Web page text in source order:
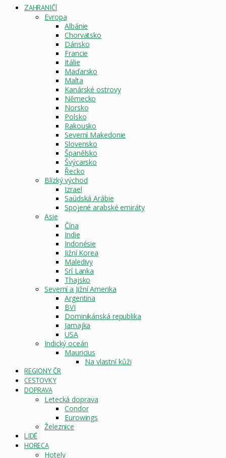
STRÁNKA
ZAHRANIČÍ
Evropa
Albánie
Chorvatsko
Dánsko
Francie
Itálie
Maďarsko
Malta
Kanárské ostrovy
Německo
Norsko
Polsko
Rakousko
Severní Makedonie
Slovensko
Španělsko
Švýcarsko
Řecko
Blízký východ
Izrael
Saúdská Arábie
Spojené arabské emiráty
Asie
Čína
Indie
Indonésie
Jižní Korea
Maledivy
Srí Lanka
Thajsko
Severní a Jižní Amerika
Argentina
BVI
Dominikánská republika
Jamajka
USA
Indický oceán
Mauricius
Na vlastní kůži
REGIONY ČR
CESTOVKY
DOPRAVA
Letecká doprava
Condor
Eurowings
Železnice
LIDÉ
HORECA
Hotely